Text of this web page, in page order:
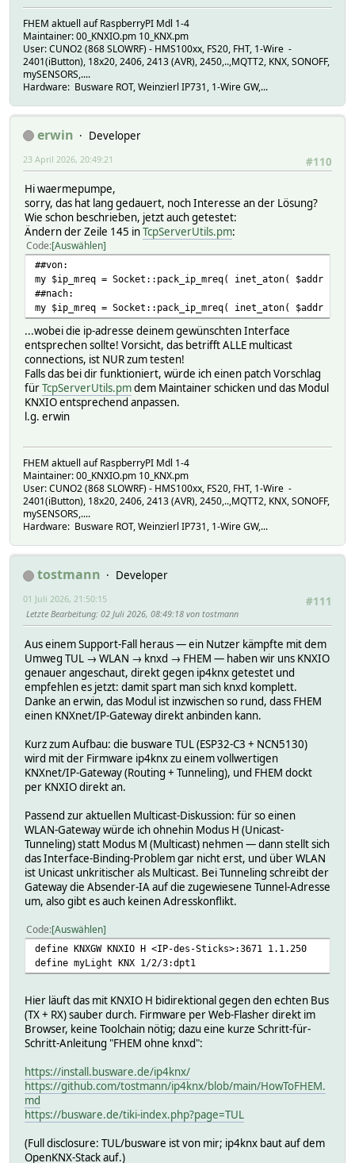
FHEM aktuell auf RaspberryPI Mdl 1-4
Maintainer: 00_KNXIO.pm 10_KNX.pm
User: CUNO2 (868 SLOWRF) - HMS100xx, FS20, FHT, 1-Wire -
2401(iButton), 18x20, 2406, 2413 (AVR), 2450,..,MQTT2, KNX, SONOFF,
mySENSORS,....
Hardware: Busware ROT, Weinzierl IP731, 1-Wire GW,...
erwin
Developer
#110
23 April 2026, 20:49:21
Hi waermepumpe,
sorry, das hat lang gedauert, noch Interesse an der Lösung?
Wie schon beschrieben, jetzt auch getestet:
Ändern der Zeile 145 inTcpServerUtils.pm:
Code Auswählen
##von:
my $ip_mreq = Socket::pack_ip_mreq( inet_aton( $addr ),
##nach:
my $ip_mreq = Socket::pack_ip_mreq( inet_aton( $addr
...wobei die ip-adresse deinem gewünschten Interface
entsprechen sollte! Vorsicht, das betrifft ALLE multicast
connections, ist NUR zum testen!
Falls das bei dir funktioniert, würde ich einen patch Vorschlag
fürTcpServerUtils.pmdem Maintainer schicken und das Modul
KNXIO entsprechend anpassen.
l.g. erwin
FHEM aktuell auf RaspberryPI Mdl 1-4
Maintainer: 00_KNXIO.pm 10_KNX.pm
User: CUNO2 (868 SLOWRF) - HMS100xx, FS20, FHT, 1-Wire -
2401(iButton), 18x20, 2406, 2413 (AVR), 2450,..,MQTT2, KNX, SONOFF,
mySENSORS,....
Hardware: Busware ROT, Weinzierl IP731, 1-Wire GW,...
tostmann
Developer
#111
01 Juli 2026, 21:50:15
Letzte Bearbeitung: 02 Juli 2026, 08:49:18 von tostmann
Aus einem Support-Fall heraus — ein Nutzer kämpfte mit dem
Umweg TUL → WLAN → knxd → FHEM — haben wir uns KNXIO
genauer angeschaut, direkt gegen ip4knx getestet und
empfehlen es jetzt: damit spart man sich knxd komplett.
Danke an erwin, das Modul ist inzwischen so rund, dass FHEM
einen KNXnet/IP-Gateway direkt anbinden kann.
Kurz zum Aufbau: die busware TUL (ESP32-C3 + NCN5130)
wird mit der Firmware ip4knx zu einem vollwertigen
KNXnet/IP-Gateway (Routing + Tunneling), und FHEM dockt
per KNXIO direkt an.
Passend zur aktuellen Multicast-Diskussion: für so einen
WLAN-Gateway würde ich ohnehin Modus H (Unicast-
Tunneling) statt Modus M (Multicast) nehmen — dann stellt sich
das Interface-Binding-Problem gar nicht erst, und über WLAN
ist Unicast unkritischer als Multicast. Bei Tunneling schreibt der
Gateway die Absender-IA auf die zugewiesene Tunnel-Adresse
um, also gibt es auch keinen Adresskonflikt.
Code Auswählen
define KNXGW KNXIO H <IP-des-Sticks>:3671 1.1.250
define myLight KNX 1/2/3:dpt1
Hier läuft das mit KNXIO H bidirektional gegen den echten Bus
(TX + RX) sauber durch. Firmware per Web-Flasher direkt im
Browser, keine Toolchain nötig; dazu eine kurze Schritt-für-
Schritt-Anleitung "FHEM ohne knxd":
https://install.busware.de/ip4knx/
https://github.com/tostmann/ip4knx/blob/main/HowToFHEM.
md
https://busware.de/tiki-index.php?page=TUL
(Full disclosure: TUL/busware ist von mir; ip4knx baut auf dem
OpenKNX-Stack auf.)